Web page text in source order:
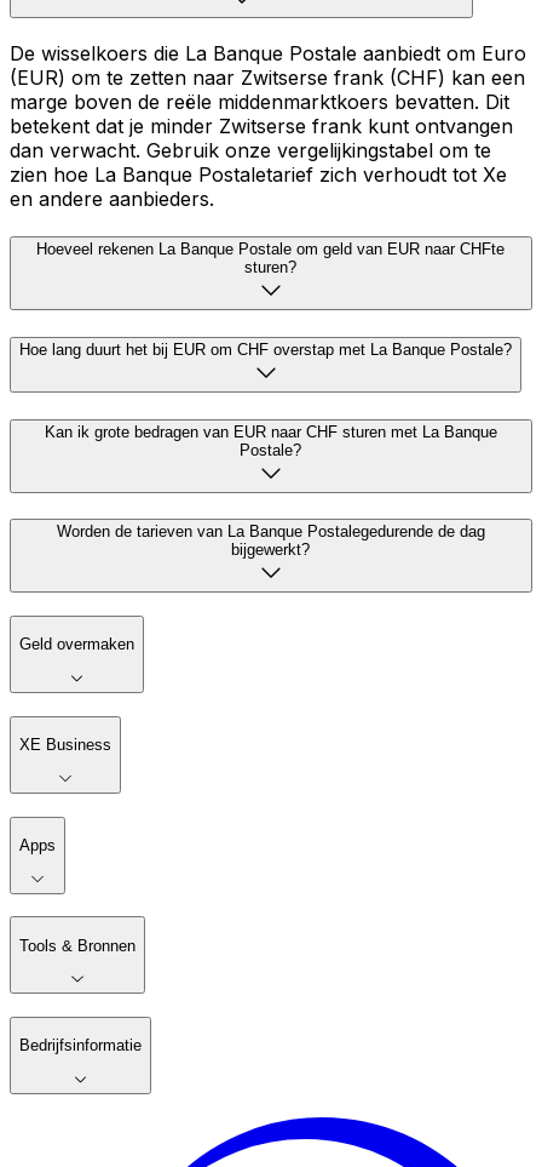
De wisselkoers die La Banque Postale aanbiedt om Euro
(EUR) om te zetten naar Zwitserse frank (CHF) kan een
marge boven de reële middenmarktkoers bevatten. Dit
betekent dat je minder Zwitserse frank kunt ontvangen
dan verwacht. Gebruik onze vergelijkingstabel om te
zien hoe La Banque Postaletarief zich verhoudt tot Xe
en andere aanbieders.
Hoeveel rekenen La Banque Postale om geld van EUR naar CHFte
sturen?
Hoe lang duurt het bij EUR om CHF overstap met La Banque Postale?
Kan ik grote bedragen van EUR naar CHF sturen met La Banque
Postale?
Worden de tarieven van La Banque Postalegedurende de dag
bijgewerkt?
Geld overmaken
XE Business
Apps
Tools & Bronnen
Bedrijfsinformatie